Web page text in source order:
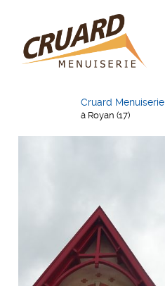
Cruard Menuiserie
à Royan (17)